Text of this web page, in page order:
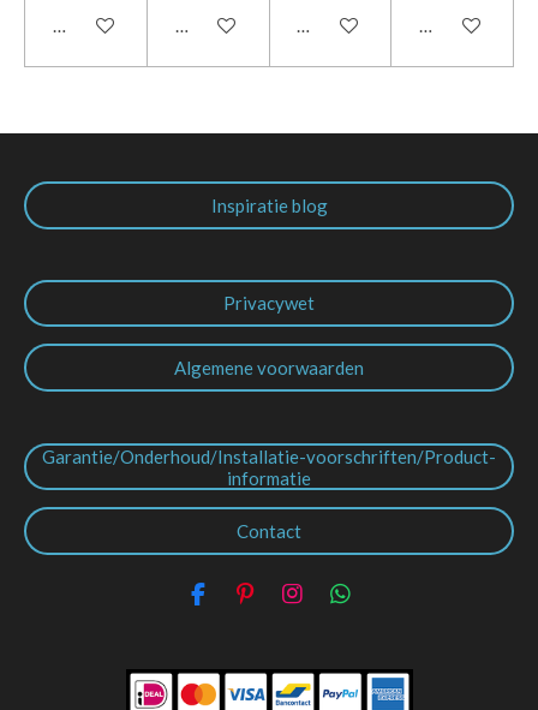
In winkelwagen In winkelwagenIn winkelwagenIn
Inspiratie blog
Privacywet
Algemene voorwaarden
Garantie/Onderhoud/Installatie-voorschriften/Product-
informatie
Contact
F
e
b
P
t
e
I
t
a
W
t
s